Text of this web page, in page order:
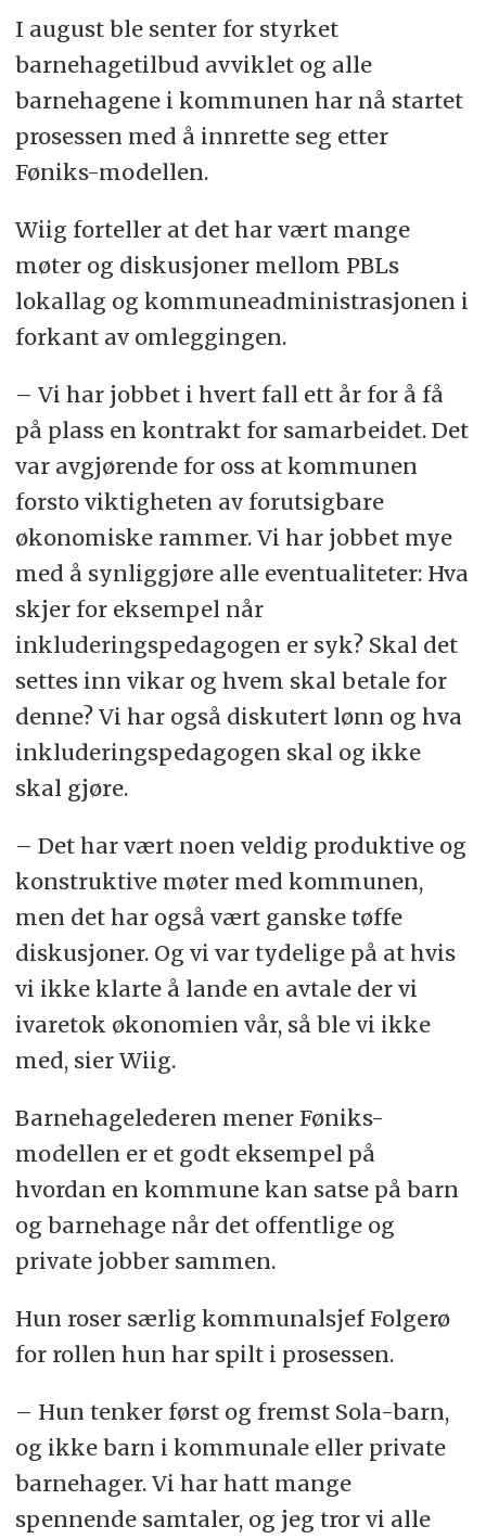
I august ble senter for styrket
barnehagetilbud avviklet og alle
barnehagene i kommunen har nå startet
prosessen med å innrette seg etter
Føniks-modellen.
Wiig forteller at det har vært mange
møter og diskusjoner mellom PBLs
lokallag og kommuneadministrasjonen i
forkant av omleggingen.
– Vi har jobbet i hvert fall ett år for å få
på plass en kontrakt for samarbeidet. Det
var avgjørende for oss at kommunen
forsto viktigheten av forutsigbare
økonomiske rammer. Vi har jobbet mye
med å synliggjøre alle eventualiteter: Hva
skjer for eksempel når
inkluderingspedagogen er syk? Skal det
settes inn vikar og hvem skal betale for
denne? Vi har også diskutert lønn og hva
inkluderingspedagogen skal og ikke
skal gjøre.
– Det har vært noen veldig produktive og
konstruktive møter med kommunen,
men det har også vært ganske tøffe
diskusjoner. Og vi var tydelige på at hvis
vi ikke klarte å lande en avtale der vi
ivaretok økonomien vår, så ble vi ikke
med, sier Wiig.
Barnehagelederen mener Føniks-
modellen er et godt eksempel på
hvordan en kommune kan satse på barn
og barnehage når det offentlige og
private jobber sammen.
Hun roser særlig kommunalsjef Folgerø
for rollen hun har spilt i prosessen.
– Hun tenker først og fremst Sola-barn,
og ikke barn i kommunale eller private
barnehager. Vi har hatt mange
spennende samtaler, og jeg tror vi alle